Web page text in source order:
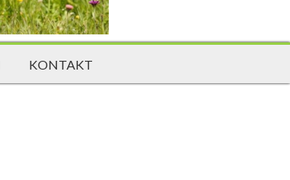
KONTAKT